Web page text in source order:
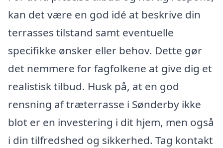
kan det være en god idé at beskrive din
terrasses tilstand samt eventuelle
specifikke ønsker eller behov. Dette gør
det nemmere for fagfolkene at give dig et
realistisk tilbud. Husk på, at en god
rensning af træterrasse i Sønderby ikke
blot er en investering i dit hjem, men også
i din tilfredshed og sikkerhed. Tag kontakt